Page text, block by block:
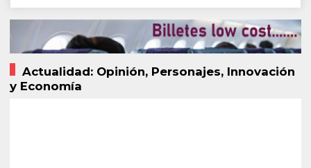
Actualidad: Opinión, Personajes, Innovación
y Economía